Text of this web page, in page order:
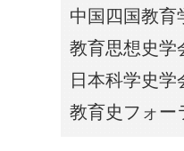
中国四国教育
教育思想史学
日本科学史学
教育史フォー